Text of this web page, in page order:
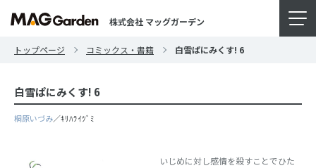
株式会社 マッグガーデン
トップページ コミックス・書籍 白雪ぱにみくす! 6
白雪ぱにみくす! 6
桐原いづみ／ｷﾘﾊﾗｲﾂﾞﾐ
いじめに対し感情を殺すことでひた